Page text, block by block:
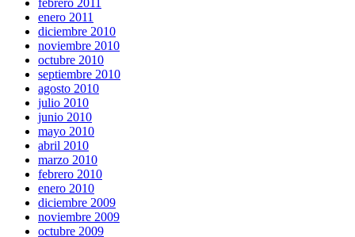
enero 2011
diciembre 2010
noviembre 2010
octubre 2010
septiembre 2010
agosto 2010
julio 2010
junio 2010
mayo 2010
abril 2010
marzo 2010
febrero 2010
enero 2010
diciembre 2009
noviembre 2009
octubre 2009